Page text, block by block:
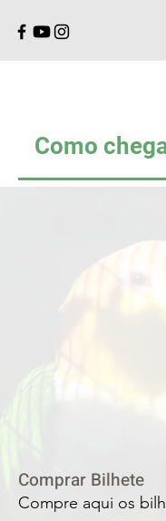
Como
Comprar Bilhete
Compre aqui os